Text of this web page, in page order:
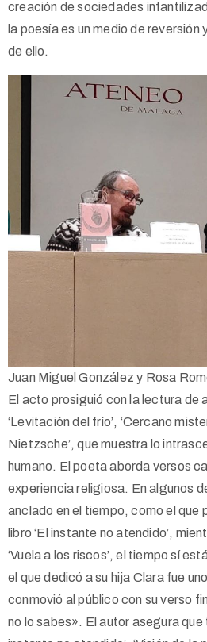
creación de sociedades
la poesía es un medio de
de ello.
Juan Miguel González y Rosa
El acto prosiguió con la lectura de
‘Levitación del frío’, ‘Cercano
Nietzsche’, que muestra lo
humano. El poeta aborda versos
experiencia religiosa. En algunos
anclado en el tiempo, como el que
libro ‘El instante no atendido’,
‘Vuela a los riscos’, el tiempo sí
el que dedicó a su hija Clara fue
conmovió al público con su verso
no lo sabes». El autor asegura que